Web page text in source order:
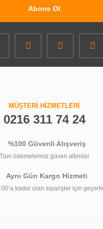
Abone Ol
MÜŞTERİ HİZMETLERİ
0216 311 74 24
%100 Güvenli Alışveriş
Tüm ödemeleriniz güven altında!
Aynı Gün Kargo Hizmeti
kadar olan siparişler için